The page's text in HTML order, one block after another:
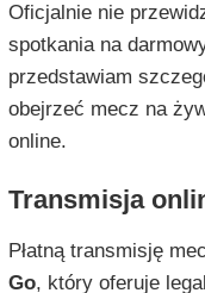
Oficjalnie nie
spotkania na
przedstawiam
obejrzeć mecz na
online.
Transmisja
Płatną transmisję
Go, który oferuje